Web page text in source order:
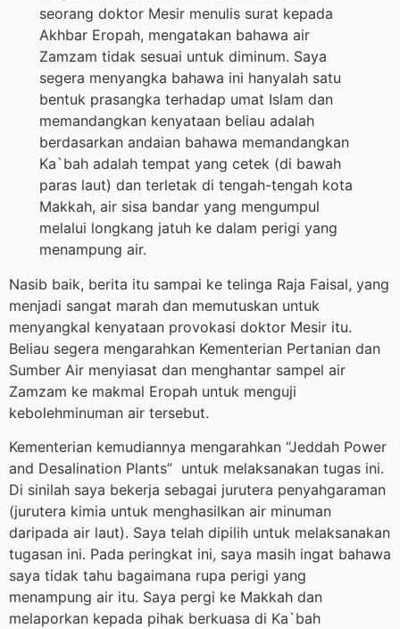
seorang doktor Mesir menulis surat kepada
Akhbar Eropah, mengatakan bahawa air
Zamzam tidak sesuai untuk diminum. Saya
segera menyangka bahawa ini hanyalah satu
bentuk prasangka terhadap umat Islam dan
memandangkan kenyataan beliau adalah
berdasarkan andaian bahawa memandangkan
Ka`bah adalah tempat yang cetek (di bawah
paras laut) dan terletak di tengah-tengah kota
Makkah, air sisa bandar yang mengumpul
melalui longkang jatuh ke dalam perigi yang
menampung air.
Nasib baik, berita itu sampai ke telinga Raja Faisal, yang
menjadi sangat marah dan memutuskan untuk
menyangkal kenyataan provokasi doktor Mesir itu.
Beliau segera mengarahkan Kementerian Pertanian dan
Sumber Air menyiasat dan menghantar sampel air
Zamzam ke makmal Eropah untuk menguji
kebolehminuman air tersebut.
Kementerian kemudiannya mengarahkan “Jeddah Power
and Desalination Plants” untuk melaksanakan tugas ini.
Di sinilah saya bekerja sebagai jurutera penyahgaraman
(jurutera kimia untuk menghasilkan air minuman
daripada air laut). Saya telah dipilih untuk melaksanakan
tugasan ini. Pada peringkat ini, saya masih ingat bahawa
saya tidak tahu bagaimana rupa perigi yang
menampung air itu. Saya pergi ke Makkah dan
melaporkan kepada pihak berkuasa di Ka`bah